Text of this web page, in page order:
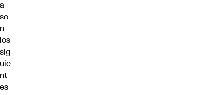
a
so
n
los
sig
uie
nt
es